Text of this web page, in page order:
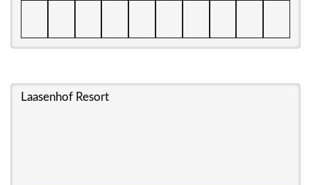
Laasenhof Resort